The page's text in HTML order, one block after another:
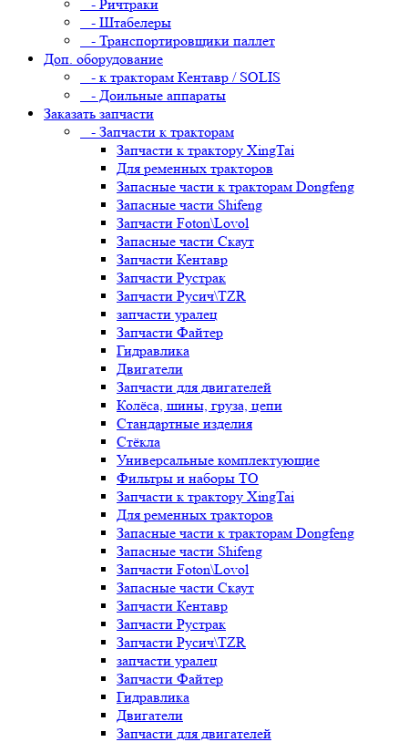
- Ричтраки
- Штабелеры
- Транспортировщики паллет
Доп. оборудование
- к тракторам Кентавр / SOLIS
- Доильные аппараты
Заказать запчасти
- Запчасти к тракторам
Запчасти к трактору XingTai
Для ременных тракторов
Запасные части к тракторам Dongfeng
Запасные части Shifeng
Запчасти Foton\Lovol
Запасные части Скаут
Запчасти Кентавр
Запчасти Рустрак
Запчасти Русич\TZR
запчасти уралец
Запчасти Файтер
Гидравлика
Двигатели
Запчасти для двигателей
Колёса, шины, груза, цепи
Стандартные изделия
Стёкла
Универсальные комплектующие
Фильтры и наборы ТО
Запчасти к трактору XingTai
Для ременных тракторов
Запасные части к тракторам Dongfeng
Запасные части Shifeng
Запчасти Foton\Lovol
Запасные части Скаут
Запчасти Кентавр
Запчасти Рустрак
Запчасти Русич\TZR
запчасти уралец
Запчасти Файтер
Гидравлика
Двигатели
Запчасти для двигателей